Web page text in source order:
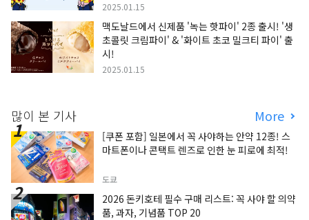
2025.01.15
맥도날드에서 신제품 '녹는 핫파이' 2종 출시! '생
초콜릿 크림파이' & '화이트 초코 밀크티 파이' 출
시!
2025.01.15
많이 본 기사 More
[쿠폰 포함] 일본에서 꼭 사야하는 안약 12종! 스
마트폰이나 콘택트 렌즈로 인한 눈 피로에 최적!
도쿄
2026 돈키호테 필수 구매 리스트: 꼭 사야 할 의약
품, 과자, 기념품 TOP 20